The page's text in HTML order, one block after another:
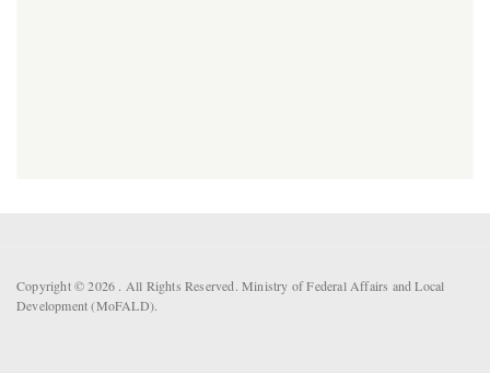
Copyright © 2026 . All Rights Reserved. Ministry of Federal Affairs and Local
Development (MoFALD).